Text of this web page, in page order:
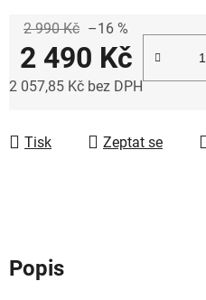
2 990 Kč –16 %
2 490 Kč
2 057,85 Kč bez DPH
Tisk Zeptat se
Popis